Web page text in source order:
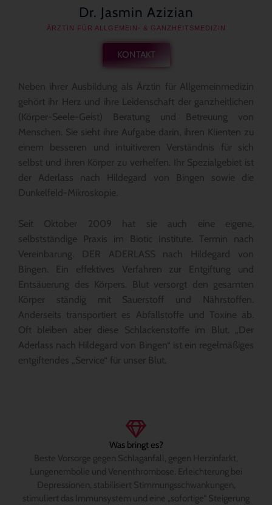
Dr. Jasmin Azizian
ÄRZTIN FÜR ALLGEMEIN- & GANZHEITSMEDIZIN
KONTAKT
Neben ihrer Ausbildung als Ärztin für Allgemeinmedizin
gehört ihr Herz und ihre Leidenschaft der ganzheitlichen
(Körper-Seele-Geist) Beratung und Betreuung von
Menschen. Sie sieht ihre Aufgabe darin, ihren Klienten zu
einem besseren und intuitiveren Verständnis für sich
selbst und ihren Körper zu verhelfen. Ihr Spezialgebiet ist
der Aderlass nach Hildegard von Bingen sowie die
Dunkelfeld-Mikroskopie.
Seit Oktober 2009 hat sie auch eine eigene,
selbstständige Praxis im Biotic Institute. Termin nach
Vereinbarung. DER ADERLASS nach Hildegard von
Bingen. Ein effektives Verfahren zur Entgiftung und
Entsäuerung des Körpers. Blut versorgt den gesamten
Körper ständig mit Sauerstoff und Nährstoffen.
Anderseits transportiert es Abfallstoffe und Toxine ab.
Oft bleiben aber diese Schlackenstoffe im Blut. „Der
Aderlass nach Hildegard von Bingen“ ist ein regelmäßiges
entgiftendes „Service“ für unser Blut.
Was bringt es?
Beste Vorsorge gegen Schlaganfall, gegen Herzinfarkt,
Lungenembolie und Venenthrombose. Erleichterung bei
Depressionen, stabilisiert Stimmungsschwankungen,
stimuliert das Immunsystem und eine „sofortige“ Steigerung